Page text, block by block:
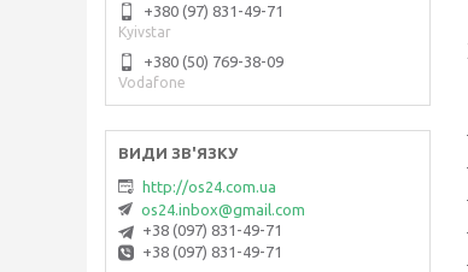
+380 (97) 831-49-71
Kyivstar
+380 (50) 769-38-09
Vodafone
http://os24.com.ua
os24.inbox@gmail.com
+38 (097) 831-49-71
+38 (097) 831-49-71